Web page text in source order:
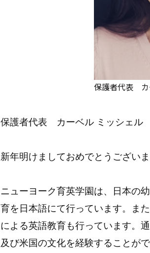
保護者代表 カ
保護者代表 カーベル ミッシェル
新年明けましておめでとうござい
ニューヨーク育英学園は、日本の
育を日本語にて行っています。ま
による英語教育も行っています。
及び米国の文化を経験することが